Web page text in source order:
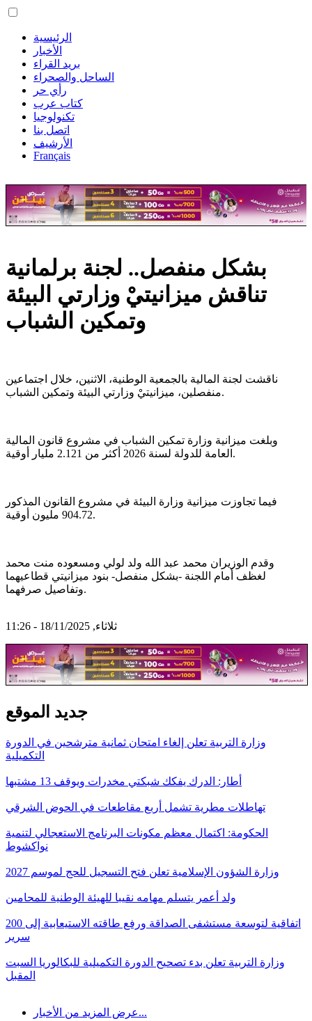
الرئيسية
الأخبار
بريد القراء
الساحل والصحراء
رأي حر
كتاب عرب
تكنولوجيا
اتصل بنا
الأرشيف
Français
بشكل منفصل.. لجنة برلمانية
تناقش ميزانيتيْ وزارتي البيئة
وتمكين الشباب
ناقشت لجنة المالية بالجمعية الوطنية، الاثنين، خلال اجتماعين
منفصلين، ميزانيتيْ وزارتي البيئة وتمكين الشباب.
وبلغت ميزانية وزارة تمكين الشباب في مشروع قانون المالية
العامة للدولة لسنة 2026 أكثر من 2.121 مليار أوقية.
فيما تجاوزت ميزانية وزارة البيئة في مشروع القانون المذكور
904.72 مليون أوقية.
وقدم الوزيران محمد عبد الله ولد لولي ومسعوده منت محمد
لغظف أمام اللجنة -بشكل منفصل- بنود ميزانيتي قطاعيهما
وتفاصيل صرفهما.
ثلاثاء, 18/11/2025 - 11:26
جديد الموقع
وزارة التربية تعلن إلغاء امتحان ثمانية مترشحين في الدورة
التكميلية
أطار: الدرك يفكك شبكتي مخدرات ويوقف 13 مشتبها
تهاطلات مطرية تشمل أربع مقاطعات في الحوض الشرقي
الحكومة: اكتمال معظم مكونات البرنامج الاستعجالي لتنمية
نواكشوط
وزارة الشؤون الإسلامية تعلن فتح التسجيل للحج لموسم 2027
ولد أعمر يتسلم مهامه نقيبا للهيئة الوطنية للمحامين
اتفاقية لتوسعة مستشفى الصداقة ورفع طاقته الاستيعابية إلى 200
سرير
وزارة التربية تعلن بدء تصحيح الدورة التكميلية للبكالوريا السبت
المقبل
عرض المزيد من الأخبار...